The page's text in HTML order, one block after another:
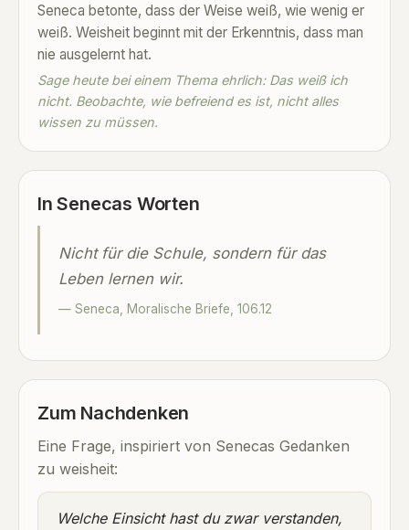
Seneca betonte, dass der Weise weiß, wie wenig er
weiß. Weisheit beginnt mit der Erkenntnis, dass man
nie ausgelernt hat.
Sage heute bei einem Thema ehrlich: Das weiß ich
nicht. Beobachte, wie befreiend es ist, nicht alles
wissen zu müssen.
In Senecas Worten
Nicht für die Schule, sondern für das
Leben lernen wir.
— Seneca, Moralische Briefe, 106.12
Zum Nachdenken
Eine Frage, inspiriert von Senecas Gedanken
zu weisheit:
Welche Einsicht hast du zwar verstanden,